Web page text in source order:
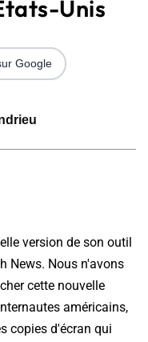
Unis
Google
version de son outil
News. Nous n'avons
cette nouvelle
américains,
copies d'écran qui